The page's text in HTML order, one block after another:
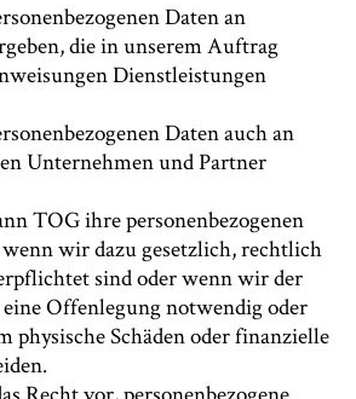
Daten an
die in unserem Auftrag
Dienstleistungen
Daten auch an
Unternehmen und Partner
TOG ihre personenbezogenen
wir dazu gesetzlich, rechtlich
sind oder wenn wir der
Offenlegung notwendig oder
physische Schäden oder finanzielle